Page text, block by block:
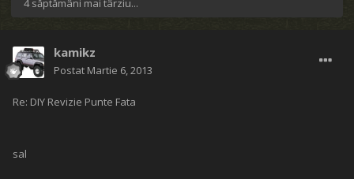
4 săptămâni mai târziu...
kamikz
Postat Martie 6, 2013
Re: DIY Revizie Punte Fata
sal